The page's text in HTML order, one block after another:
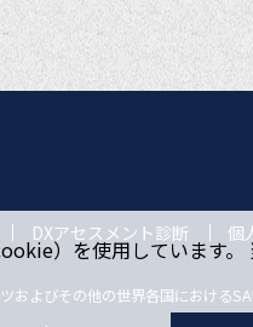
DXアセスメント診断 個
よびその他の世界各国における
）を使用しています